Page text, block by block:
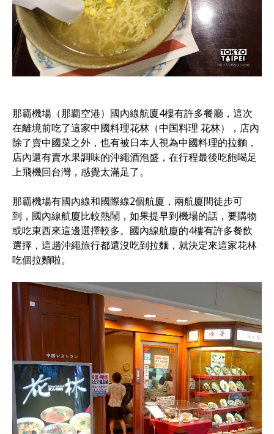
那霸機場（那覇空港）國內線航廈4樓有許多餐廳，這次
在離境前吃了這家中國料理花林（中国料理 花林），店內
除了賣中國菜之外，也有被日本人視為中國料理的拉麵，
店內還有賣水果調味的沖繩酒泡盛，在行程最後吃飽喝足
上飛機回台灣，感覺太滿足了。
那霸機場有國內線和國際線2個航廈，兩航廈間徒步可
到，國內線航廈比較熱鬧，如果提早到機場的話，要購物
或吃東西來這邊選擇較多。國內線航廈的4樓有許多餐飲
選擇，這趟沖繩旅行都還沒吃到拉麵，就決定來這家花林
吃個拉麵啦。